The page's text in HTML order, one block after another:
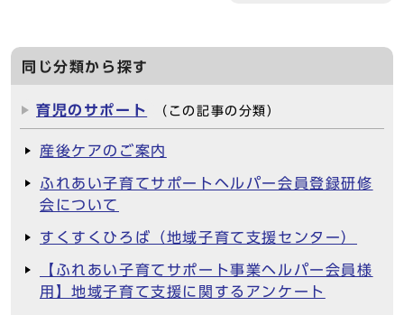
同じ分類から探す
育児のサポート （この記事の分類）
産後ケアのご案内
ふれあい子育てサポートヘルパー会員登録研修
会について
すくすくひろば（地域子育て支援センター）
【ふれあい子育てサポート事業ヘルパー会員様
用】地域子育て支援に関するアンケート